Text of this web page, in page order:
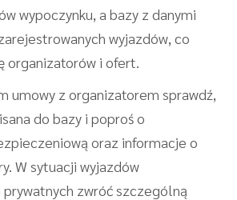
wypoczynku, a bazy z danymi
wyjazdów, co
organizatorów i ofert.
umowy z organizatorem sprawdź,
do bazy i poproś o
oraz informacje o
W sytuacji wyjazdów
zwróć szczególną